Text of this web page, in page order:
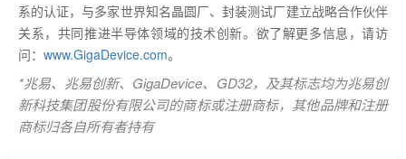
系的认证，与多家世界知名晶圆厂、封装测试厂建立战略合作伙伴
关系，共同推进半导体领域的技术创新。欲了解更多信息，请访
问： www.GigaDevice.com。
*兆易、兆易创新、GigaDevice、GD32，及其标志均为兆易创
新科技集团股份有限公司的商标或注册商标，其他品牌和注册
商标归各自所有者持有